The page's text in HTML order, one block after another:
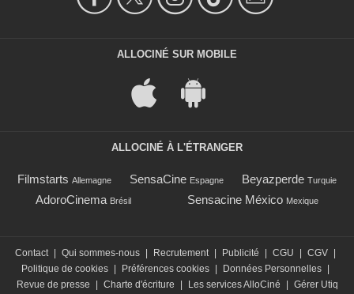
ALLOCINÉ SUR MOBILE
ALLOCINÉ À L'ÉTRANGER
Filmstarts Allemagne SensaCine Espagne Beyazperde Turquie
AdoroCinema Brésil Sensacine México Mexique
Contact | Qui sommes-nous | Recrutement | Publicité | CGU | CGV |
Politique de cookies | Préférences cookies | Données Personnelles |
Revue de presse
| Charte d'écriture | Les services AlloCiné | Gérer Utiq